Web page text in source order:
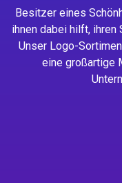
Besitzer eines
ihnen dabei hilft, ihren
Unser Logo-
eine großartige